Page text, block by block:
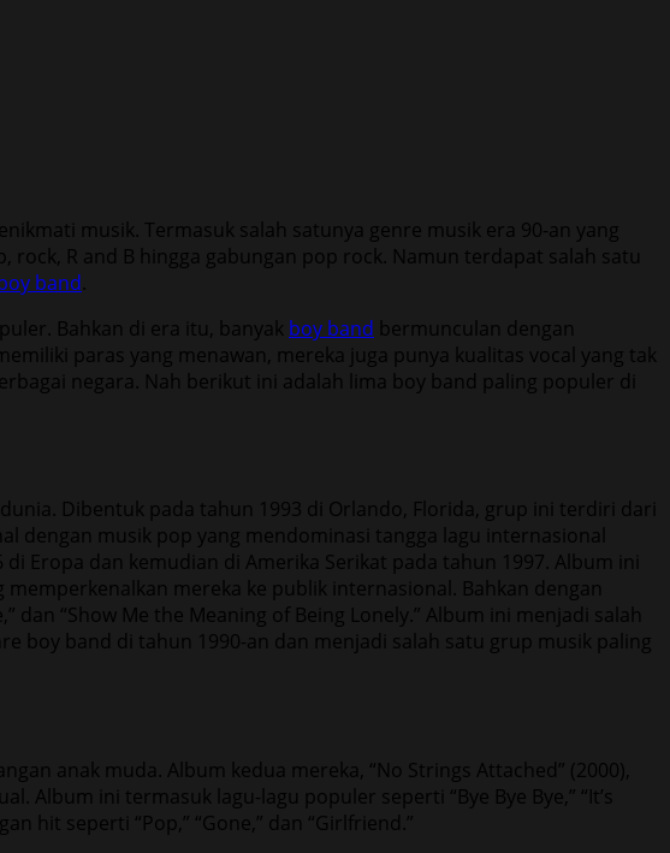
musik. Termasuk salah satunya genre musik era 90-an yang
R and B hingga gabungan pop rock. Namun terdapat salah satu
band.
Bahkan di era itu, banyak boy band bermunculan dengan
paras yang menawan, mereka juga punya kualitas vocal yang tak
negara. Nah berikut ini adalah lima boy band paling populer di
Dibentuk pada tahun 1993 di Orlando, Florida, grup ini terdiri dari
dengan musik pop yang mendominasi tangga lagu internasional
Eropa dan kemudian di Amerika Serikat pada tahun 1997. Album ini
memperkenalkan mereka ke publik internasional. Bahkan dengan
“Show Me the Meaning of Being Lonely.” Album ini menjadi salah
boy band di tahun 1990-an dan menjadi salah satu grup musik paling
anak muda. Album kedua mereka, “No Strings Attached” (2000),
ini termasuk lagu-lagu populer seperti “Bye Bye Bye,” “It’s
hit seperti “Pop,” “Gone,” dan “Girlfriend.”